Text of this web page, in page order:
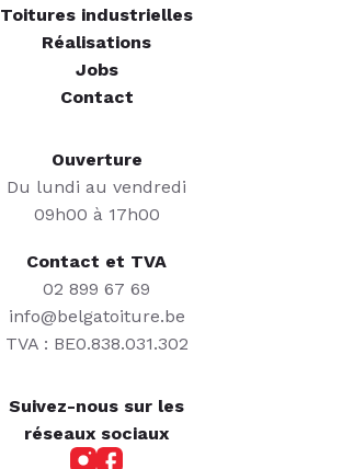
Toitures industrielles
Réalisations
Jobs
Contact
Ouverture
Du lundi au vendredi
09h00 à 17h00
Contact et TVA
02 899 67 69
info@belgatoiture.be
TVA : BE0.838.031.302
Suivez-nous sur les
réseaux sociaux